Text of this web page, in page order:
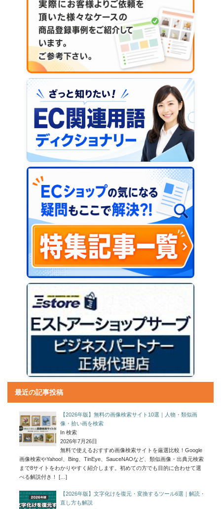
最近の記事投稿
【2026年版】無料の画像検索サイト10選｜人物・類似画
像・拾い画を検索
In 検索
2026年7月26日
無料で使えるおすすめ画像検索サイトを厳選比較！Google
画像検索やYahoo!、Bing、TinEye、SauceNAOなど、類似画像・出典元検索
まで8サイトをわかりやすく紹介します。初めての方でも目的に合わせて選
べる解説付き！
[…]
【2026年版】文字化けを復元・変換するツール6選｜解読・
直し方も解説